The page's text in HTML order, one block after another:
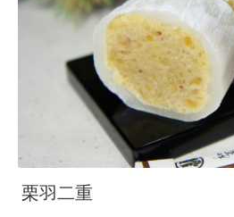
栗羽二重